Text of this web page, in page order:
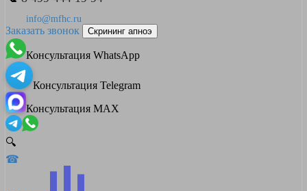
info@mfhc.ru
Заказать звонок Скрининг апноэ
Консультация WhatsApp
Консультация Telegram
Консультация MAX
🔍
☎